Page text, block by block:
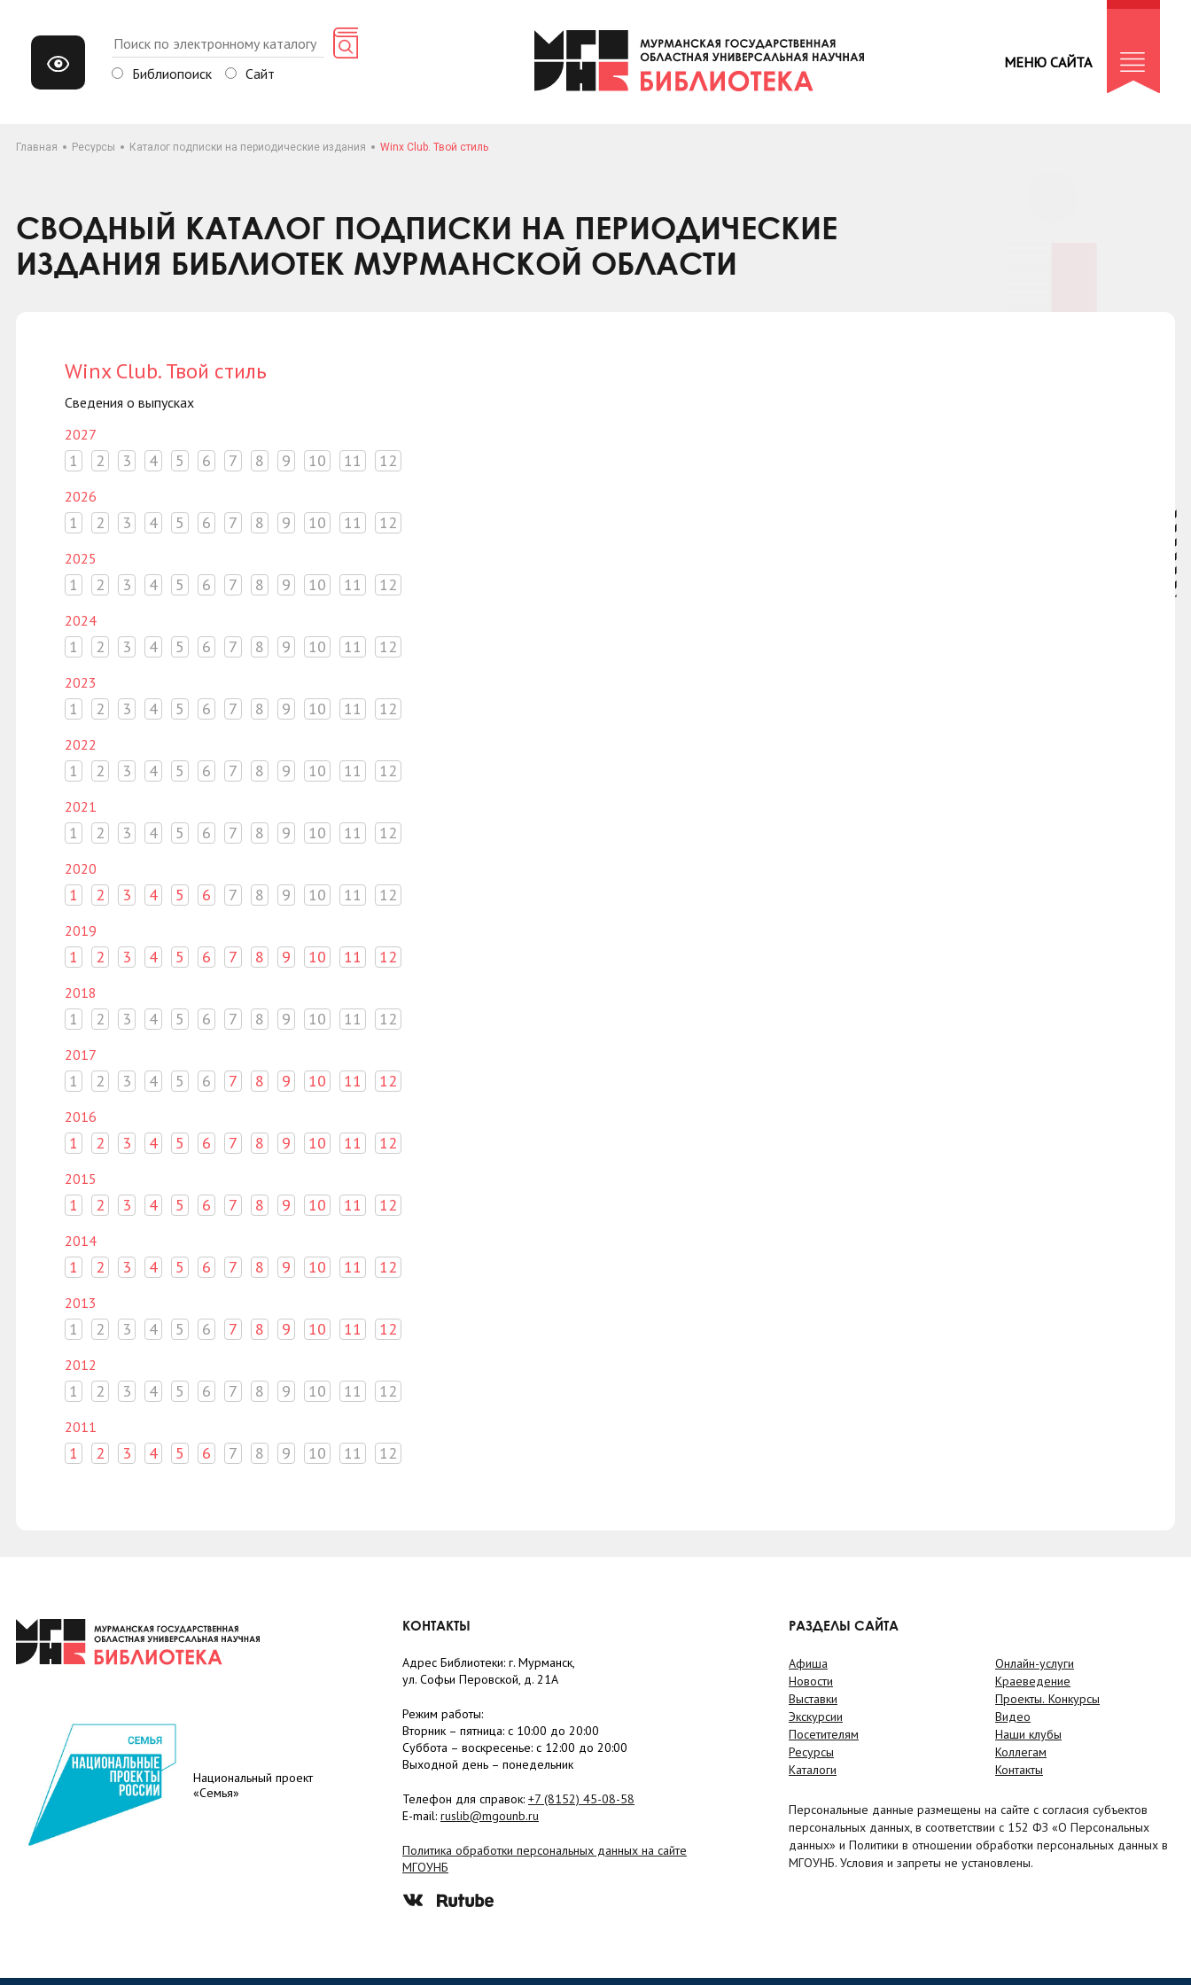
Библиопоиск Сайт
МЕНЮ САЙТА
Главная Ресурсы Каталог подписки на периодические издания Winx Club. Твой стиль
СВОДНЫЙ КАТАЛОГ ПОДПИСКИ НА ПЕРИОДИЧЕСКИЕ
ИЗДАНИЯ БИБЛИОТЕК МУРМАНСКОЙ ОБЛАСТИ
Winx Club. Твой стиль
Сведения о выпусках
2027
1 2 3 4 5 6 7 8 9 10 11 12
2026
1 2 3 4 5 6 7 8 9 10 11 12
2025
1 2 3 4 5 6 7 8 9 10 11 12
2024
1 2 3 4 5 6 7 8 9 10 11 12
2023
1 2 3 4 5 6 7 8 9 10 11 12
2022
1 2 3 4 5 6 7 8 9 10 11 12
2021
1 2 3 4 5 6 7 8 9 10 11 12
2020
1 2 3 4 5 6 7 8 9 10 11 12
2019
1 2 3 4 5 6 7 8 9 10 11 12
2018
1 2 3 4 5 6 7 8 9 10 11 12
2017
1 2 3 4 5 6 7 8 9 10 11 12
2016
1 2 3 4 5 6 7 8 9 10 11 12
2015
1 2 3 4 5 6 7 8 9 10 11 12
2014
1 2 3 4 5 6 7 8 9 10 11 12
2013
1 2 3 4 5 6 7 8 9 10 11 12
2012
1 2 3 4 5 6 7 8 9 10 11 12
2011
1 2 3 4 5 6 7 8 9 10 11 12
Национальный проект
«Семья»
КОНТАКТЫ
Адрес Библиотеки: г. Мурманск,
ул. Софьи Перовской, д. 21А
Режим работы:
Вторник – пятница: с 10:00 до 20:00
Суббота – воскресенье: c 12:00 до 20:00
Выходной день – понедельник
Телефон для справок: +7 (8152) 45-08-58
E-mail: ruslib@mgounb.ru
Политика обработки персональных данных на сайте
МГОУНБ
РАЗДЕЛЫ САЙТА
Афиша
Новости
Выставки
Экскурсии
Посетителям
Ресурсы
Каталоги
Онлайн-услуги
Краеведение
Проекты. Конкурсы
Видео
Наши клубы
Коллегам
Контакты
Персональные данные размещены на сайте с согласия субъектов
персональных данных, в соответствии с 152 ФЗ «О Персональных
данных» и Политики в отношении обработки персональных данных в
МГОУНБ. Условия и запреты не установлены.